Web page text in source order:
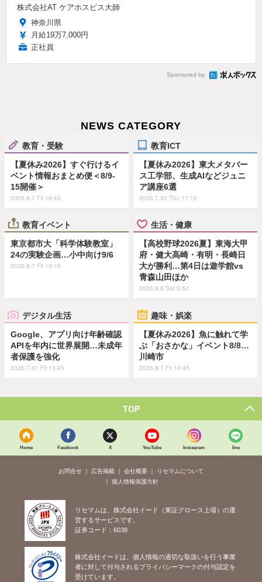
株式会社AT ケアホスピス大師
神奈川県
月給19万7,000円
正社員
Sponsored by
NEWS CATEGORY
教育・受験
【夏休み2026】すぐ行けるイ
ベント情報おまとめ便＜8/9-
15開催＞
2026.8.7 Fri 19:45
教育ICT
【夏休み2026】東大メタバー
ス工学部、生成AIなどジュニ
ア講座6選
2026.7.30 Thu 11:15
教育イベント
東京都市大「科学体験教室」
24の実験企画…小中向け9/6
2026.8.7 Fri 18:15
生活・健康
【高校野球2026夏】東海大甲
府・健大高崎・有明・長崎日
大が勝利…第4日は遊学館vs
青森山田ほか
2026.8.8 Sat 9:52
デジタル生活
Google、アプリ向け年齢確認
APIを年内に世界展開…未成年
者保護を強化
2026.7.31 Fri 13:45
趣味・娯楽
【夏休み2026】魚に触れて学
ぶ「おさかな」イベント8/8…
川崎市
2026.8.7 Fri 10:45
TOP
Home Facebook X YouTube Instagram line
お問合せ 広告掲載 会社概要
リセマムについて
個人情報保護方針
リセマムは、株式会社イード（東証グロース上場）の運
営するサービスです。
証券コード：6038
株式会社イードは、個人情報の適切な取扱いを行う事業
者に対して付与されるプライバシーマークの付与認定を
受けています。